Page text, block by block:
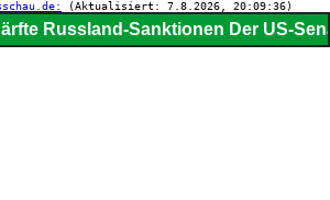
(Aktualisiert: 7.8.2026, 20:09:36)
Russland-Sanktionen Der US-